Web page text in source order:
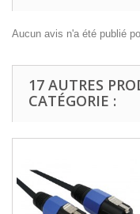
Aucun avis n'a été publié
17 AUTRES
CATÉGORIE :